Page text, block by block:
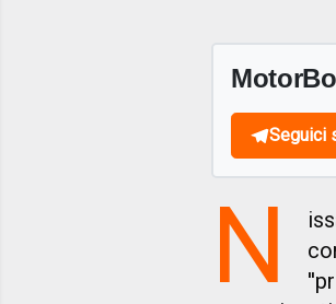
Seguici
N